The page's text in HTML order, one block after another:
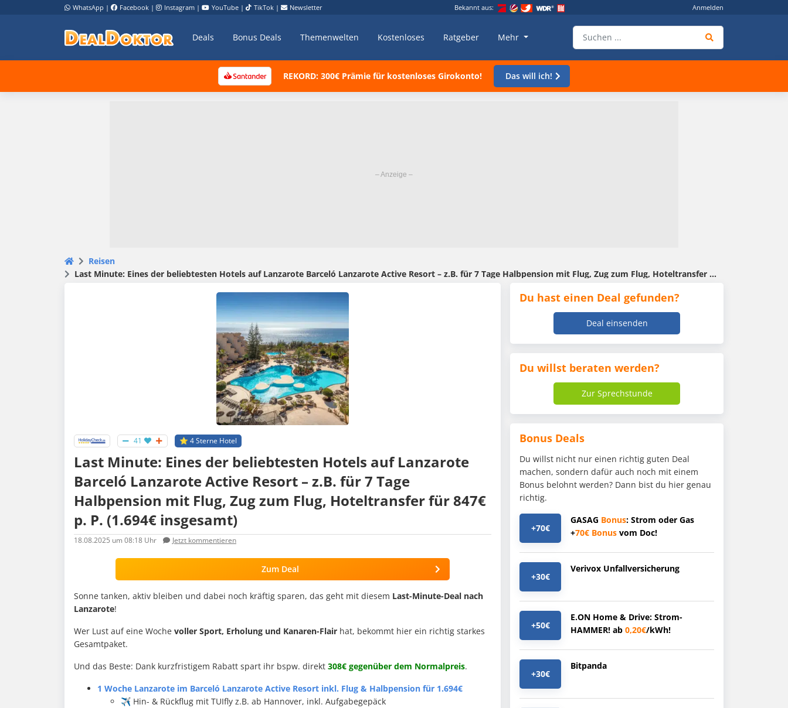
WhatsApp | Facebook | Instagram | YouTube | TikTok | Newsletter Bekannt aus: Anmelden
Deals Bonus Deals Themenwelten Kostenloses Ratgeber Mehr
REKORD: 300€ Prämie für kostenloses Girokonto! Das will ich!
Reisen
Last Minute: Eines der beliebtesten Hotels auf Lanzarote Barceló Lanzarote Active Resort – z.B. für 7 Tage Halbpension mit Flug, Zug zum Flug, Hoteltransfer für 847€ p. P. (1.694€ insgesamt)
41 ⭐️ 4 Sterne Hotel
Last Minute: Eines der beliebtesten Hotels auf Lanzarote
Barceló Lanzarote Active Resort – z.B. für 7 Tage
Halbpension mit Flug, Zug zum Flug, Hoteltransfer für 847€
p. P. (1.694€ insgesamt)
18.08.2025 um 08:18 Uhr Jetzt kommentieren
Zum Deal
Sonne tanken, aktiv bleiben und dabei noch kräftig sparen, das geht mit diesem Last-Minute-Deal nach
Lanzarote!
Wer Lust auf eine Woche voller Sport, Erholung und Kanaren-Flair hat, bekommt hier ein richtig starkes
Gesamtpaket.
Und das Beste: Dank kurzfristigem Rabatt spart ihr bspw. direkt 308€ gegenüber dem Normalpreis.
1 Woche Lanzarote im Barceló Lanzarote Active Resort inkl. Flug & Halbpension für 1.694€
✈️ Hin- & Rückflug mit TUIfly z.B. ab Hannover, inkl. Aufgabegepäck
Du hast einen Deal gefunden?
Deal einsenden
Du willst beraten werden?
Zur Sprechstunde
Bonus Deals
Du willst nicht nur einen richtig guten Deal
machen, sondern dafür auch noch mit einem
Bonus belohnt werden? Dann bist du hier genau
richtig.
+70€
GASAG Bonus: Strom oder Gas
+70€ Bonus vom Doc!
+30€
Verivox Unfallversicherung
+50€
E.ON Home & Drive: Strom-
HAMMER! ab 0,20€/kWh!
+30€
Bitpanda